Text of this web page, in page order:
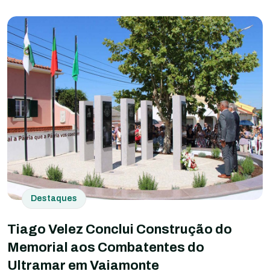
Destaques
Tiago Velez Conclui Construção do
Memorial aos Combatentes do
Ultramar em Vaiamonte